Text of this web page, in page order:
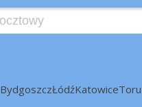
BydgoszczŁódźKatowice